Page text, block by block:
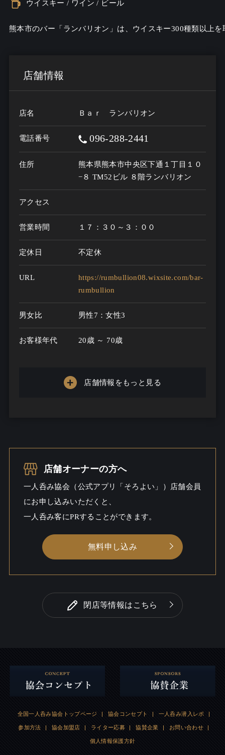
ウイスキー / ワイン / ビール
熊本市のバー「ランバリオン」は、ウイスキー300種類以上
店舗情報
店名 Ｂａｒ ランバリオン
電話番号 096-288-2441
住所
熊本県熊本市中央区下通１丁目１０
−８ TM52ビル ８階ランバリオン
アクセス
営業時間 １７：３０～３：００
定休日 不定休
URL
https://rumbullion08.wixsite.com/bar-
rumbullion
男女比 男性7：女性3
お客様年代 20歳 ～ 70歳
シーン
イ
店舗情報をもっと見る
店舗オーナーの方へ
一人呑み協会（公式アプリ「そろよい」）店舗会員
にお申し込みいただくと、
一人呑み客にPRすることができます。
無料申し込み
閉店等情報はこちら
全国一人呑み協会トップページ | 協会コンセプト | 一人呑み潜入レポ |
参加方法 | 協会加盟店 | ライター応募 | 協賛企業 | お問い合わせ |
個人情報保護方針